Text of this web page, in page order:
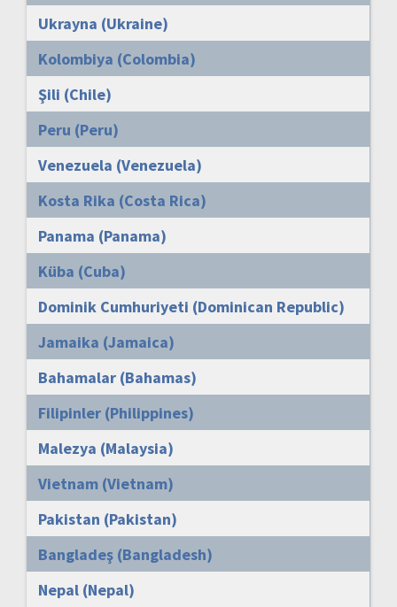
Ukrayna (Ukraine)
Kolombiya (Colombia)
Şili (Chile)
Peru (Peru)
Venezuela (Venezuela)
Kosta Rika (Costa Rica)
Panama (Panama)
Küba (Cuba)
Dominik Cumhuriyeti (Dominican Republic)
Jamaika (Jamaica)
Bahamalar (Bahamas)
Filipinler (Philippines)
Malezya (Malaysia)
Vietnam (Vietnam)
Pakistan (Pakistan)
Bangladeş (Bangladesh)
Nepal (Nepal)